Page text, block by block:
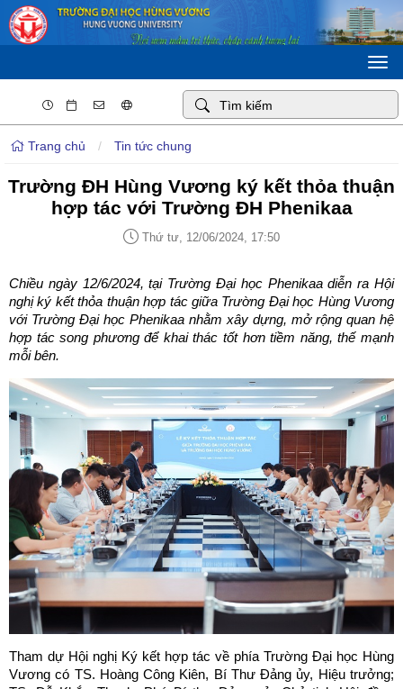
Trang chủ / Tin tức chung
Trường ĐH Hùng Vương ký kết thỏa thuận
hợp tác với Trường ĐH Phenikaa
Thứ tư, 12/06/2024, 17:50
Chiều ngày 12/6/2024, tại Trường Đại học Phenikaa diễn ra Hội
nghị ký kết thỏa thuận hợp tác giữa Trường Đại học Hùng Vương
với Trường Đại học Phenikaa nhằm xây dựng, mở rộng quan hệ
hợp tác song phương để khai thác tốt hơn tiềm năng, thế mạnh
mỗi bên.
Tham dự Hội nghị Ký kết hợp tác về phía Trường Đại học Hùng
Vương có TS. Hoàng Công Kiên, Bí Thư Đảng ủy, Hiệu trưởng;